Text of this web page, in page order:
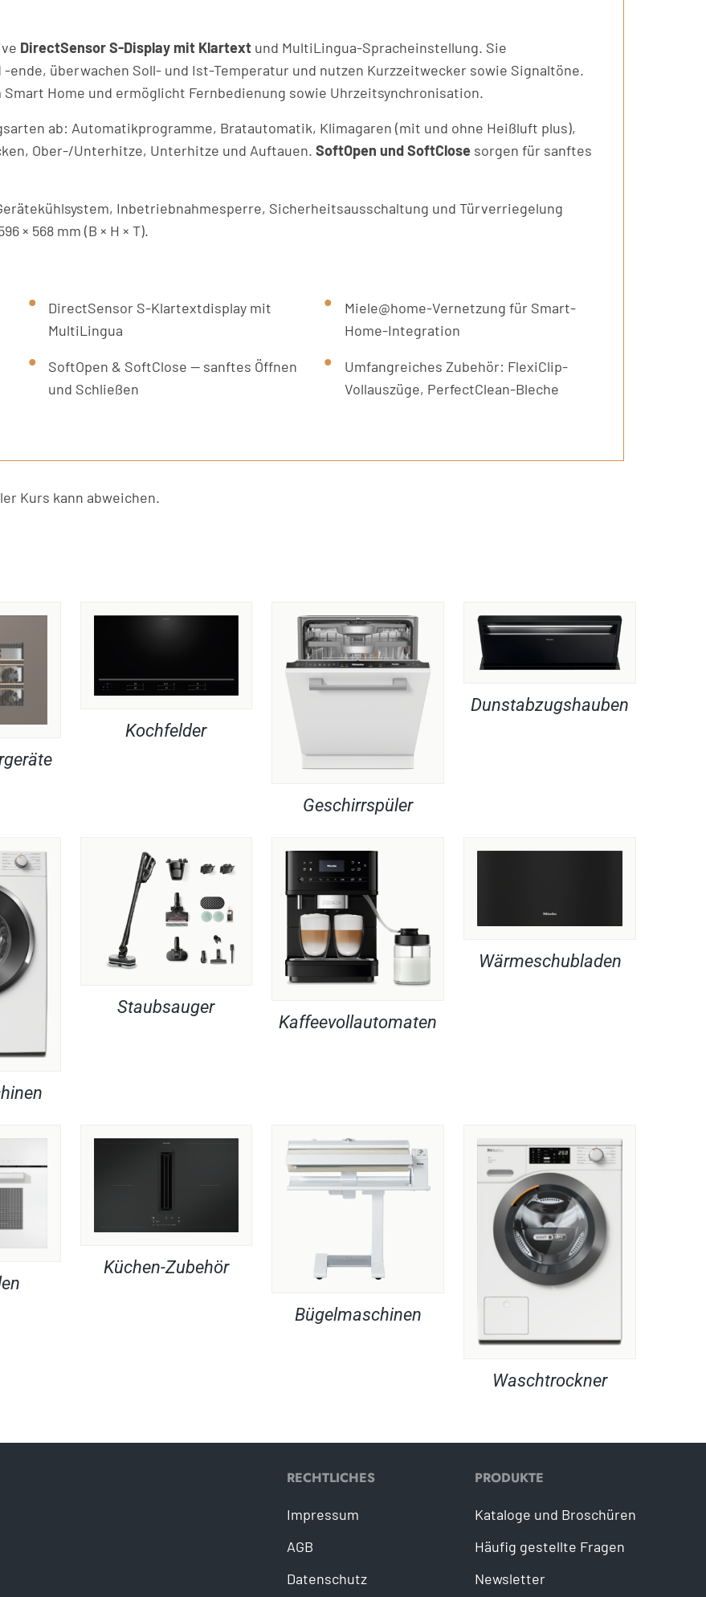
DirectSensor S-Display mit Klartext und MultiLingua-Spracheinstellung. Sie
ende, überwachen Soll- und Ist-Temperatur und nutzen Kurzzeitwecker sowie Signaltöne.
Home und ermöglicht Fernbedienung sowie Uhrzeitsynchronisation.
ab: Automatikprogramme, Bratautomatik, Klimagaren (mit und ohne Heißluft plus),
Ober-/Unterhitze, Unterhitze und Auftauen. SoftOpen und SoftClose sorgen für sanftes
Inbetriebnahmesperre, Sicherheitsausschaltung und Türverriegelung
× 568 mm (B × H × T).
DirectSensor S-Klartextdisplay mit
MultiLingua
Miele@home-Vernetzung für Smart-
Home-Integration
SoftOpen & SoftClose — sanftes Öffnen
und Schließen
Umfangreiches Zubehör: FlexiClip-
Vollauszüge, PerfectClean-Bleche
Kurs kann abweichen.
Kochfelder
Geschirrspüler
Dunstabzugshauben
Staubsauger
Kaffeevollautomaten
Wärmeschubladen
Küchen-Zubehör
Bügelmaschinen
Waschtrockner
RECHTLICHES
Impressum
AGB
Datenschutz
PRODUKTE
Kataloge und Broschüren
Häufig gestellte Fragen
Newsletter